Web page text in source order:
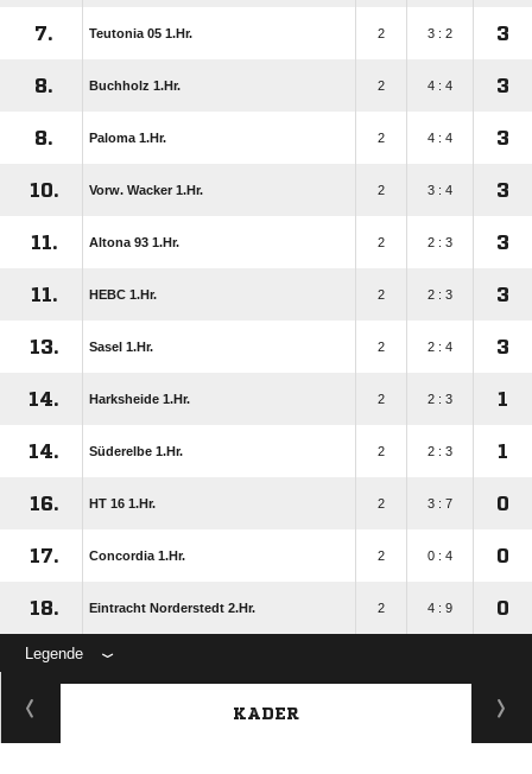
7. Teutonia 05 1.Hr. 2 3 : 2 3
8. Buchholz 1.Hr. 2 4 : 4 3
8. Paloma 1.Hr. 2 4 : 4 3
10. Vorw. Wacker 1.Hr. 2 3 : 4 3
11. Altona 93 1.Hr. 2 2 : 3 3
11. HEBC 1.Hr. 2 2 : 3 3
13. Sasel 1.Hr. 2 2 : 4 3
14. Harksheide 1.Hr. 2 2 : 3 1
14. Süderelbe 1.Hr. 2 2 : 3 1
16. HT 16 1.Hr. 2 3 : 7 0
17. Concordia 1.Hr. 2 0 : 4 0
18. Eintracht Norderstedt 2.Hr. 2 4 : 9 0
Legende
KADER